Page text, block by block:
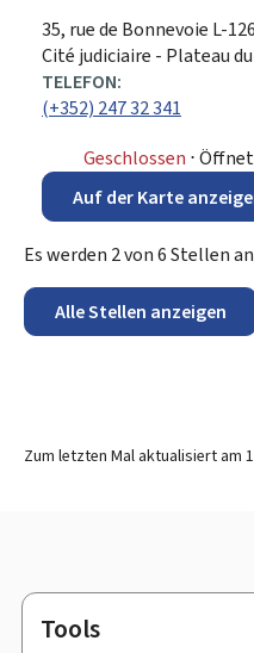
ADRESSE:
35, rue de Bonnevoie L-
Cité judiciaire - Plateau
TELEFON:
(+352) 247 32 341
Geschlossen ⋅
Auf der Karte
Es werden 2von6Stellen
Alle Stellen anzeigen
Zum letzten Mal aktualisiert am
Footer
Tools